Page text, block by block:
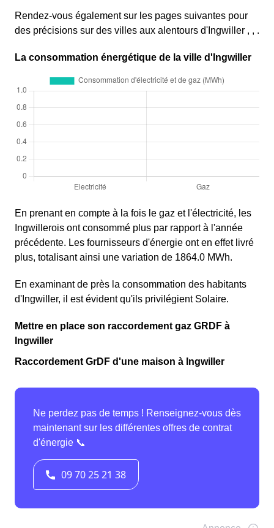
Rendez-vous également sur les pages suivantes pour
des précisions sur des villes aux alentours d'Ingwiller , , .
La consommation énergétique de la ville d'Ingwiller
En prenant en compte à la fois le gaz et l'électricité, les
Ingwillerois ont consommé plus par rapport à l'année
précédente. Les fournisseurs d'énergie ont en effet livré
plus, totalisant ainsi une variation de 1864.0 MWh.
En examinant de près la consommation des habitants
d'Ingwiller, il est évident qu'ils privilégient Solaire.
Mettre en place son raccordement gaz GRDF à
Ingwiller
Raccordement GrDF d'une maison à Ingwiller